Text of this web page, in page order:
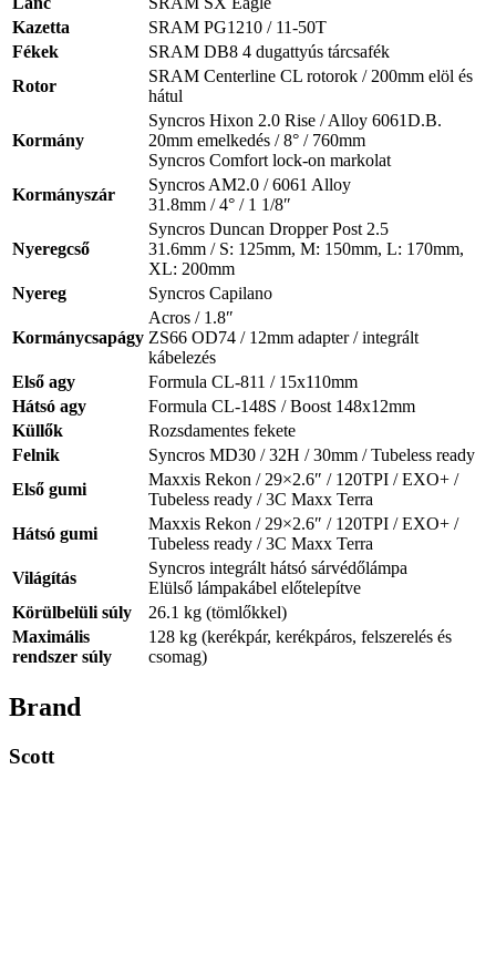
Kazetta
SRAM PG1210 / 11-50T
Fékek
SRAM DB8 4 dugattyús tárcsafék
Rotor
SRAM Centerline CL rotorok / 200mm elöl és
hátul
Kormány
Syncros Hixon 2.0 Rise / Alloy 6061D.B.
20mm emelkedés / 8° / 760mm
Syncros Comfort lock-on markolat
Kormányszár
Syncros AM2.0 / 6061 Alloy
31.8mm / 4° / 1 1/8″
Nyeregcső
Syncros Duncan Dropper Post 2.5
31.6mm / S: 125mm, M: 150mm, L: 170mm,
XL: 200mm
Nyereg
Syncros Capilano
Kormánycsapágy
Acros / 1.8″
ZS66 OD74 / 12mm adapter / integrált
kábelezés
Első agy
Formula CL-811 / 15x110mm
Hátsó agy
Formula CL-148S / Boost 148x12mm
Küllők
Rozsdamentes fekete
Felnik
Syncros MD30 / 32H / 30mm / Tubeless ready
Első gumi
Maxxis Rekon / 29×2.6″ / 120TPI / EXO+ /
Tubeless ready / 3C Maxx Terra
Hátsó gumi
Maxxis Rekon / 29×2.6″ / 120TPI / EXO+ /
Tubeless ready / 3C Maxx Terra
Világítás
Syncros integrált hátsó sárvédőlámpa
Elülső lámpakábel előtelepítve
Körülbelüli súly
26.1 kg (tömlőkkel)
Maximális
rendszer súly
128 kg (kerékpár, kerékpáros, felszerelés és
csomag)
Brand
Scott